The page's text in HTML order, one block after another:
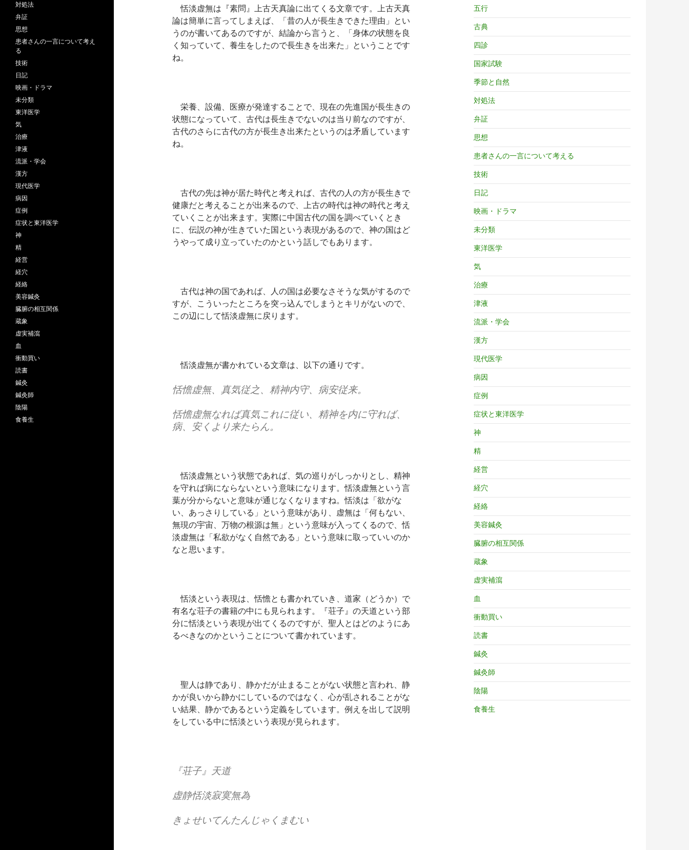
恬淡虚無は『素問』上古天真論に出てくる文章です。上古天真
論は簡単に言ってしまえば、「昔の人が長生きできた理由」とい
うのが書いてあるのですが、結論から言うと、「身体の状態を良
く知っていて、養生をしたので長生きを出来た」ということです
ね。
栄養、設備、医療が発達することで、現在の先進国が長生きの
状態になっていて、古代は長生きでないのは当り前なのですが、
古代のさらに古代の方が長生き出来たというのは矛盾しています
ね。
古代の先は神が居た時代と考えれば、古代の人の方が長生きで
健康だと考えることが出来るので、上古の時代は神の時代と考え
ていくことが出来ます。実際に中国古代の国を調べていくとき
に、伝説の神が生きていた国という表現があるので、神の国はど
うやって成り立っていたのかという話しでもあります。
古代は神の国であれば、人の国は必要なさそうな気がするので
すが、こういったところを突っ込んでしまうとキリがないので、
この辺にして恬淡虚無に戻ります。
恬淡虚無が書かれている文章は、以下の通りです。
恬憺虚無、真気従之、精神内守、病安従来。
恬憺虚無なれば真気これに従い、精神を内に守れば、
病、安くより来たらん。
恬淡虚無という状態であれば、気の巡りがしっかりとし、精神
を守れば病にならないという意味になります。恬淡虚無という言
葉が分からないと意味が通じなくなりますね。恬淡は「欲がな
い、あっさりしている」という意味があり、虚無は「何もない、
無現の宇宙、万物の根源は無」という意味が入ってくるので、恬
淡虚無は「私欲がなく自然である」という意味に取っていいのか
なと思います。
恬淡という表現は、恬憺とも書かれていき、道家（どうか）で
有名な荘子の書籍の中にも見られます。『荘子』の天道という部
分に恬淡という表現が出てくるのですが、聖人とはどのようにあ
るべきなのかということについて書かれています。
聖人は静であり、静かだが止まることがない状態と言われ、静
かが良いから静かにしているのではなく、心が乱されることがな
い結果、静かであるという定義をしています。例えを出して説明
をしている中に恬淡という表現が見られます。
『荘子』天道
虚静恬淡寂寞無為
きょせいてんたんじゃくまむい
五行
古典
四診
国家試験
季節と自然
対処法
弁証
思想
患者さんの一言について考える
技術
日記
映画・ドラマ
未分類
東洋医学
気
治療
津液
流派・学会
漢方
現代医学
病因
症例
症状と東洋医学
神
精
経営
経穴
経絡
美容鍼灸
臓腑の相互関係
蔵象
虚実補瀉
血
衝動買い
読書
鍼灸
鍼灸師
陰陽
食養生
対処法
弁証
思想
患者さんの一言について考え
る
技術
日記
映画・ドラマ
未分類
東洋医学
気
治療
津液
流派・学会
漢方
現代医学
病因
症例
症状と東洋医学
神
精
経営
経穴
経絡
美容鍼灸
臓腑の相互関係
蔵象
虚実補瀉
血
衝動買い
読書
鍼灸
鍼灸師
陰陽
食養生